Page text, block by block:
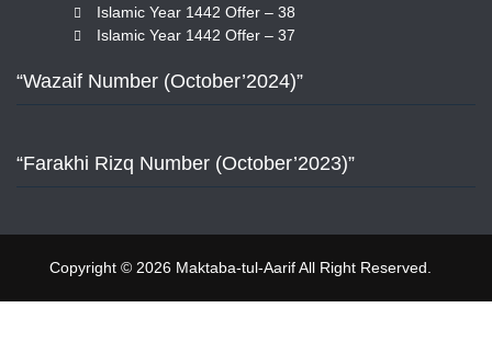
Islamic Year 1442 Offer – 38
Islamic Year 1442 Offer – 37
“Wazaif Number (October’2024)”
“Farakhi Rizq Number (October’2023)”
Copyright © 2026 Maktaba-tul-Aarif All Right Reserved.